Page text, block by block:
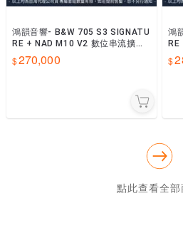
鴻韻音響- B&W 705 S3 SIGNATU
RE + NAD M10 V2 數位串流擴大
器 台灣公司貨
270,000
鴻
RE
器
點此查看全部